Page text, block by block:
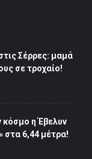
Σέρρες: μαμά
σε τροχαίο!
κόσμο η Έβελυν
στα 6,44 μέτρα!